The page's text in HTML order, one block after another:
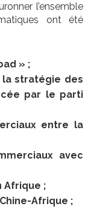
l’ensemble
ont été
» ;
stratégie des
par le parti
entre la
avec
Afrique ;
Afrique ;